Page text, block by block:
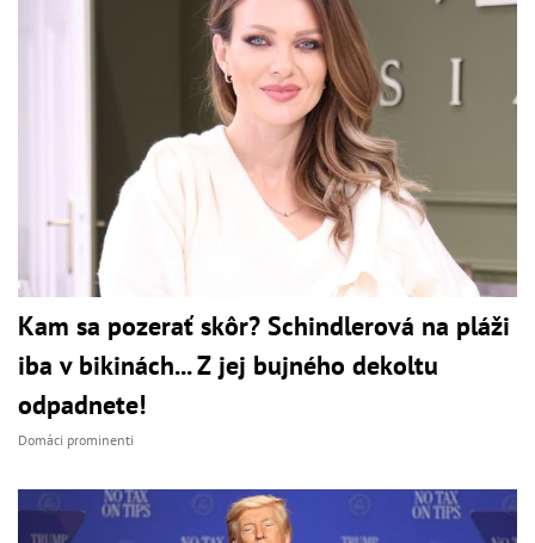
Kam sa pozerať skôr? Schindlerová na pláži
iba v bikinách... Z jej bujného dekoltu
odpadnete!
Domáci prominenti